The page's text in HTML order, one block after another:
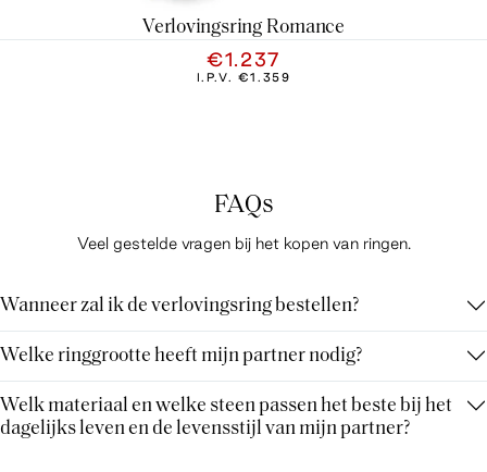
Verlovingsring Romance
€1.237
I.P.V. €1.359
FAQs
Veel gestelde vragen bij het kopen van ringen.
Wanneer zal ik de verlovingsring bestellen?
Welke ringgrootte heeft mijn partner nodig?
Welk materiaal en welke steen passen het beste bij het
dagelijks leven en de levensstijl van mijn partner?